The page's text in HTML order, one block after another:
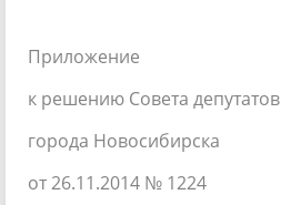
Приложение
к решению Совета депутатов
города Новосибирска
от 26.11.2014 № 1224